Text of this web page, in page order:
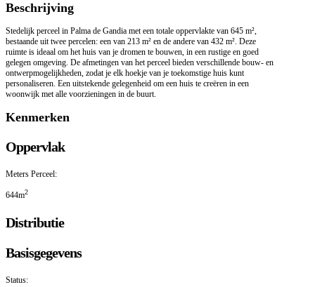
Beschrijving
Stedelijk perceel in Palma de Gandia met een totale oppervlakte van 645 m²,
bestaande uit twee percelen: een van 213 m² en de andere van 432 m². Deze
ruimte is ideaal om het huis van je dromen te bouwen, in een rustige en goed
gelegen omgeving. De afmetingen van het perceel bieden verschillende bouw- en
ontwerpmogelijkheden, zodat je elk hoekje van je toekomstige huis kunt
personaliseren. Een uitstekende gelegenheid om een huis te creëren in een
woonwijk met alle voorzieningen in de buurt.
Kenmerken
Oppervlak
Meters Perceel:
644m2
Distributie
Basisgegevens
Status: